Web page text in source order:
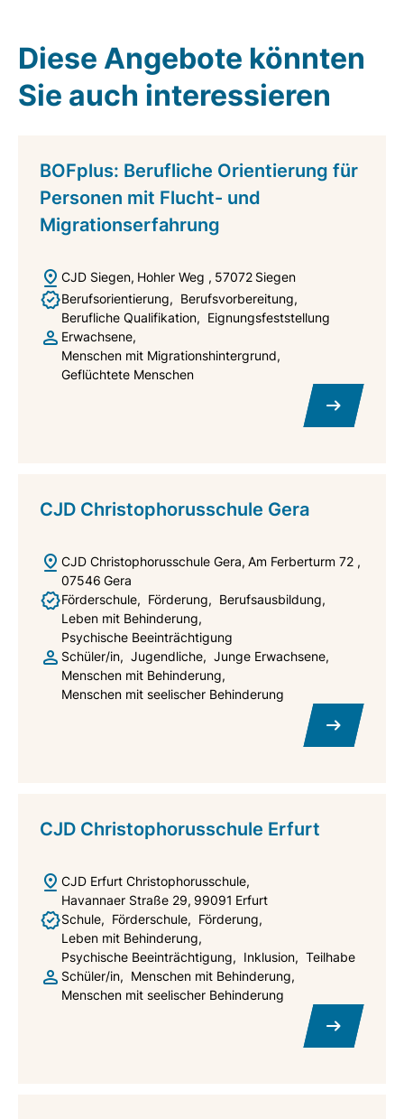
Diese Angebote könnten
Sie auch interessieren
BOFplus: Berufliche Orientierung für
Personen mit Flucht- und
Migrationserfahrung
CJD Siegen Hohler Weg 57072 Siegen
Berufsorientierung
Berufsvorbereitung
Berufliche Qualifikation
Eignungsfeststellung
Erwachsene
Menschen mit Migrationshintergrund
Geflüchtete Menschen
CJD Christophorusschule Gera
CJD Christophorusschule Gera Am Ferberturm 72
07546 Gera
Förderschule
Förderung
Berufsausbildung
Leben mit Behinderung
Psychische Beeinträchtigung
Schüler/in
Jugendliche
Junge Erwachsene
Menschen mit Behinderung
Menschen mit seelischer Behinderung
CJD Christophorusschule Erfurt
CJD Erfurt Christophorusschule
Havannaer Straße 29 99091 Erfurt
Schule
Förderschule
Förderung
Leben mit Behinderung
Psychische Beeinträchtigung
Inklusion
Teilhabe
Schüler/in
Menschen mit Behinderung
Menschen mit seelischer Behinderung